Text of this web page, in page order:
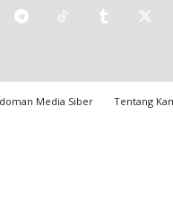
Media Siber Tentang